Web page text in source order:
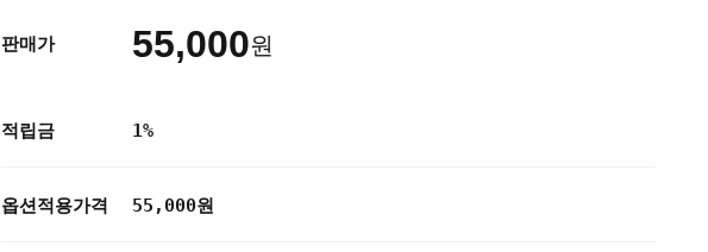
판매가 55,000원
적립금 1%
옵션적용가격 55,000원